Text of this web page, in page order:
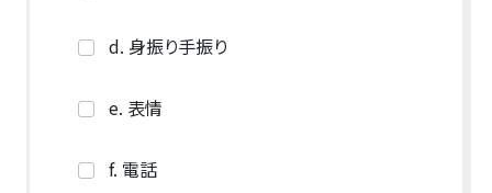
d. 身振り手振り
e. 表情
f. 電話